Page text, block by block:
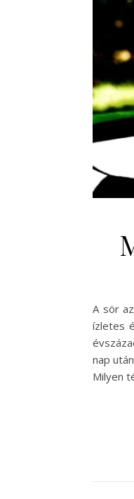
A sör
ízletes
nap
Milyen